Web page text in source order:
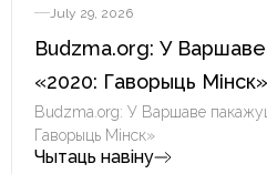
July 29, 2026
Budzma.org: У
«2020: Гаворыць Мінск»
Budzma.org: У Варшаве
Гаворыць Мінск»
Чытаць навіну